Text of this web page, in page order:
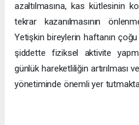
azaltılmasına, kas kütlesinin
tekrar kazanılmasının
Yetişkin bireylerin haftanın
şiddette fiziksel aktivite
günlük hareketliliğin artırılması
yönetiminde önemli yer